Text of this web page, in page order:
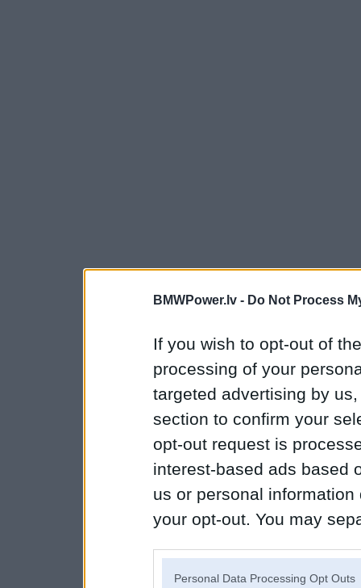
BMWPower.lv - Do Not Process
If you wish to opt-out of
processing of your
targeted advertising by
section to confirm your
opt-out request is
interest-based ads based
us or personal
your opt-out. You may
Personal Data Processing Opt Outs